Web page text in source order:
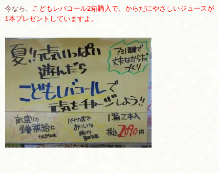
今なら、
こどもレバコール2箱購入で、からだにやさしいジュースが
1本プレゼントしていますよ。